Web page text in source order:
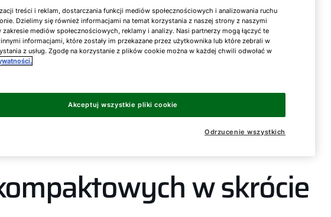
gotowe, aby od razu zacząć pracę.
w skrócie
treści i reklam, dostarczania funkcji mediów społecznościowych i analizowania ruchu
Dzielimy się również informacjami na temat korzystania z naszej strony z naszymi
zakresie mediów społecznościowych, reklamy i analizy. Nasi partnerzy mogą łączyć te
informacjami, które zostały im przekazane przez użytkownika lub które zebrali w
z usług. Zgodę na korzystanie z plików cookie można w każdej chwili odwołać w
Odrzucenie wszystkich
Akceptuj wszystkie pliki cookie